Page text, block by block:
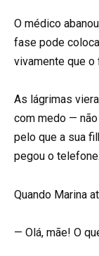
O médico
fase pode
vivamente que o
As lágrimas
com medo —
pelo que a sua
pegou o telefone.
Quando Marina
— Olá, mãe! O